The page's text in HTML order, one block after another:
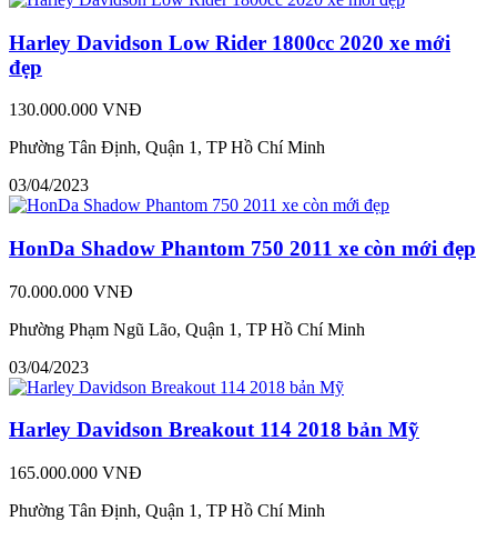
Harley Davidson Low Rider 1800cc 2020 xe mới
đẹp
130.000.000 VNĐ
Phường Tân Định, Quận 1, TP Hồ Chí Minh
03/04/2023
HonDa Shadow Phantom 750 2011 xe còn mới đẹp
70.000.000 VNĐ
Phường Phạm Ngũ Lão, Quận 1, TP Hồ Chí Minh
03/04/2023
Harley Davidson Breakout 114 2018 bản Mỹ
165.000.000 VNĐ
Phường Tân Định, Quận 1, TP Hồ Chí Minh